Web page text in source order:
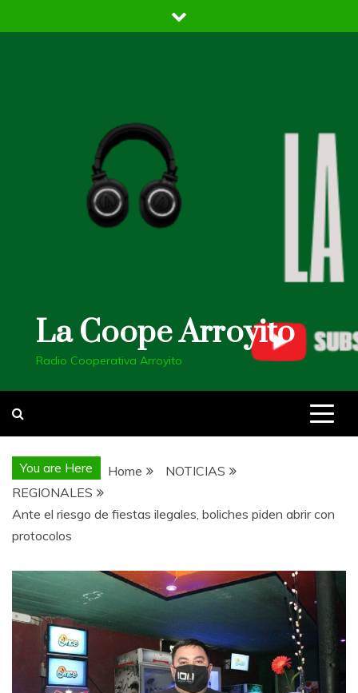
to
La Coope Arroyito
Radio Cooperativa Arroyito
You are Here Home
NOTICIAS
REGIONALES
Ante el riesgo de fiestas ilegales, boliches piden abrir con
protocolos